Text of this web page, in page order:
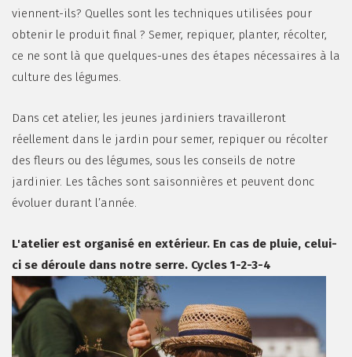
viennent-ils? Quelles sont les techniques utilisées pour
obtenir le produit final ? Semer, repiquer, planter, récolter,
ce ne sont là que quelques-unes des étapes nécessaires à la
culture des légumes.
Dans cet atelier, les jeunes jardiniers travailleront
réellement dans le jardin pour semer, repiquer ou récolter
des fleurs ou des légumes, sous les conseils de notre
jardinier. Les tâches sont saisonnières et peuvent donc
évoluer durant l’année.
L'atelier est organisé en extérieur. En cas de pluie, celui-
ci se déroule dans notre serre. Cycles 1-2-3-4